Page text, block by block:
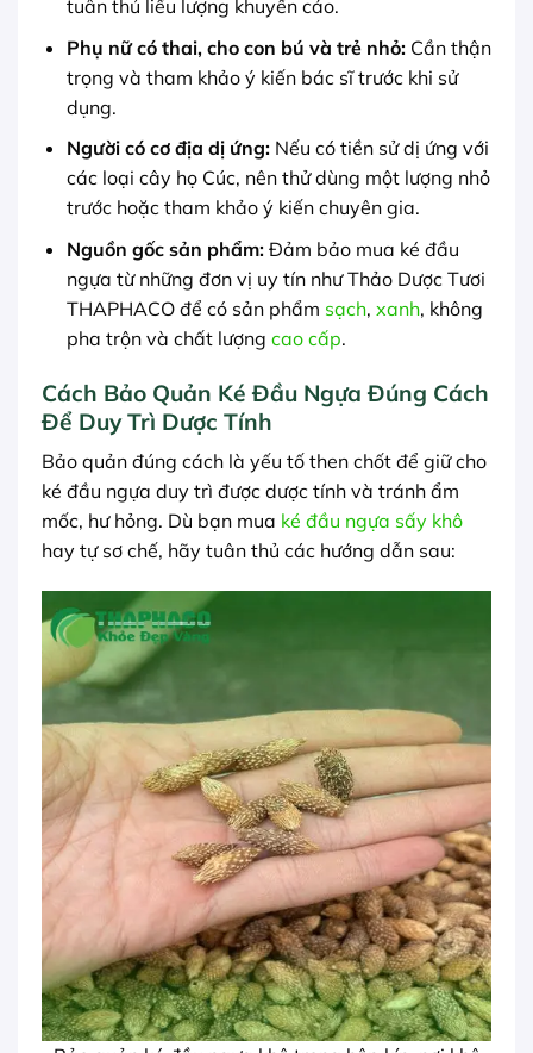
tuân thủ liều lượng khuyến cáo.
Phụ nữ có thai, cho con bú và trẻ nhỏ:Cần thận
trọng và tham khảo ý kiến bác sĩ trước khi sử
dụng.
Người có cơ địa dị ứng:Nếu có tiền sử dị ứng với
các loại cây họ Cúc, nên thử dùng một lượng nhỏ
trước hoặc tham khảo ý kiến chuyên gia.
Nguồn gốc sản phẩm:Đảm bảo mua ké đầu
ngựa từ những đơn vị uy tín như Thảo Dược Tươi
THAPHACO để có sản phẩm sạch, xanh, không
pha trộn và chất lượng cao cấp.
Cách Bảo Quản Ké Đầu Ngựa Đúng Cách
Để Duy Trì Dược Tính
Bảo quản đúng cách là yếu tố then chốt để giữ cho
ké đầu ngựa duy trì được dược tính và tránh ẩm
mốc, hư hỏng. Dù bạn mua ké đầu ngựa sấy khô
hay tự sơ chế, hãy tuân thủ các hướng dẫn sau: